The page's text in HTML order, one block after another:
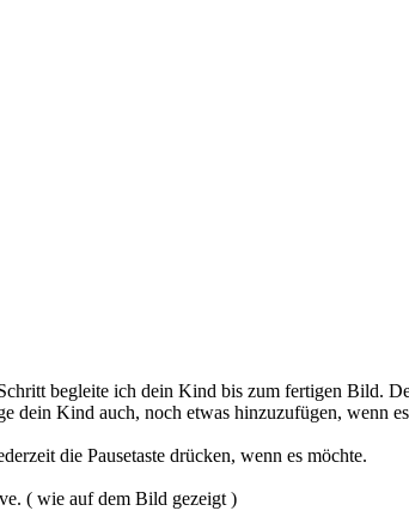
begleite ich dein Kind bis zum fertigen Bild.
dein Kind auch, noch etwas hinzuzufügen, wenn
die Pausetaste drücken, wenn es möchte.
( wie auf dem Bild gezeigt )